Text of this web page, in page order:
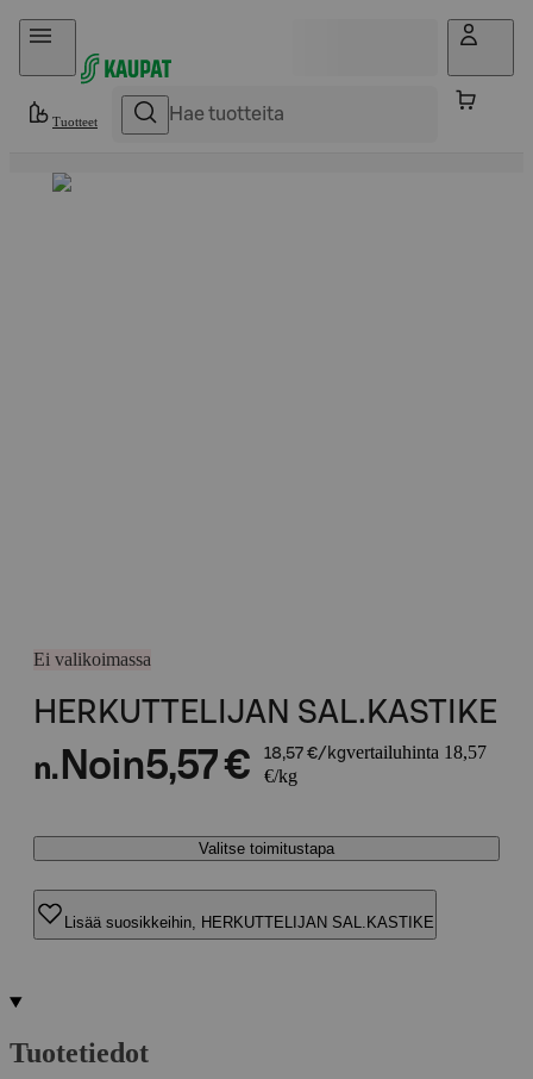
Hyppää sisältöön
Tuotteet
Ei valikoimassa
HERKUTTELIJAN SAL.KASTIKE
n. Noin5,57 € 18,57 €/kgvertailuhinta 18,57
€/kg
Valitse toimitustapa
Lisää suosikkeihin, HERKUTTELIJAN SAL.KASTIKE
Tuotetiedot